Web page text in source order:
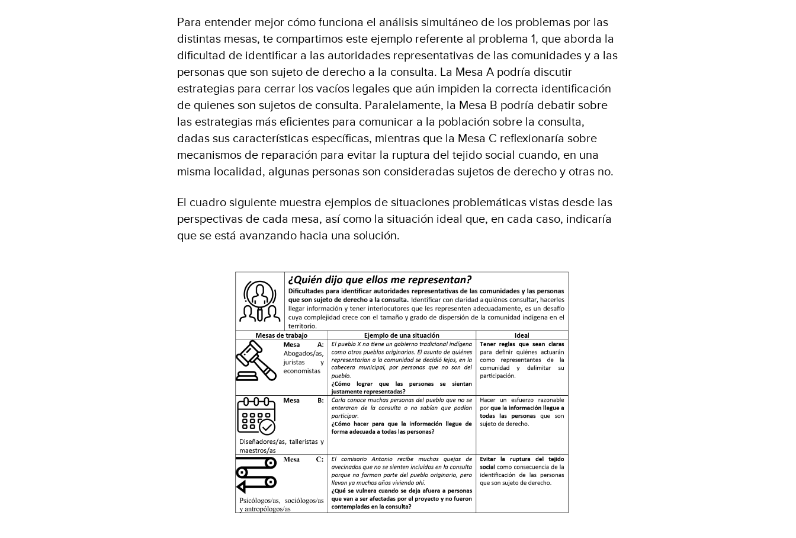
Para entender mejor cómo funciona el análisis simultáneo de los problemas por las
distintas mesas, te compartimos este ejemplo referente al problema 1, que aborda la
dificultad de identificar a las autoridades representativas de las comunidades y a las
personas que son sujeto de derecho a la consulta. La Mesa A podría discutir
estrategias para cerrar los vacíos legales que aún impiden la correcta identificación
de quienes son sujetos de consulta. Paralelamente, la Mesa B podría debatir sobre
las estrategias más eficientes para comunicar a la población sobre la consulta,
dadas sus características específicas, mientras que la Mesa C reflexionaría sobre
mecanismos de reparación para evitar la ruptura del tejido social cuando, en una
misma localidad, algunas personas son consideradas sujetos de derecho y otras no.
El cuadro siguiente muestra ejemplos de situaciones problemáticas vistas desde las
perspectivas de cada mesa, así como la situación ideal que, en cada caso, indicaría
que se está avanzando hacia una solución.